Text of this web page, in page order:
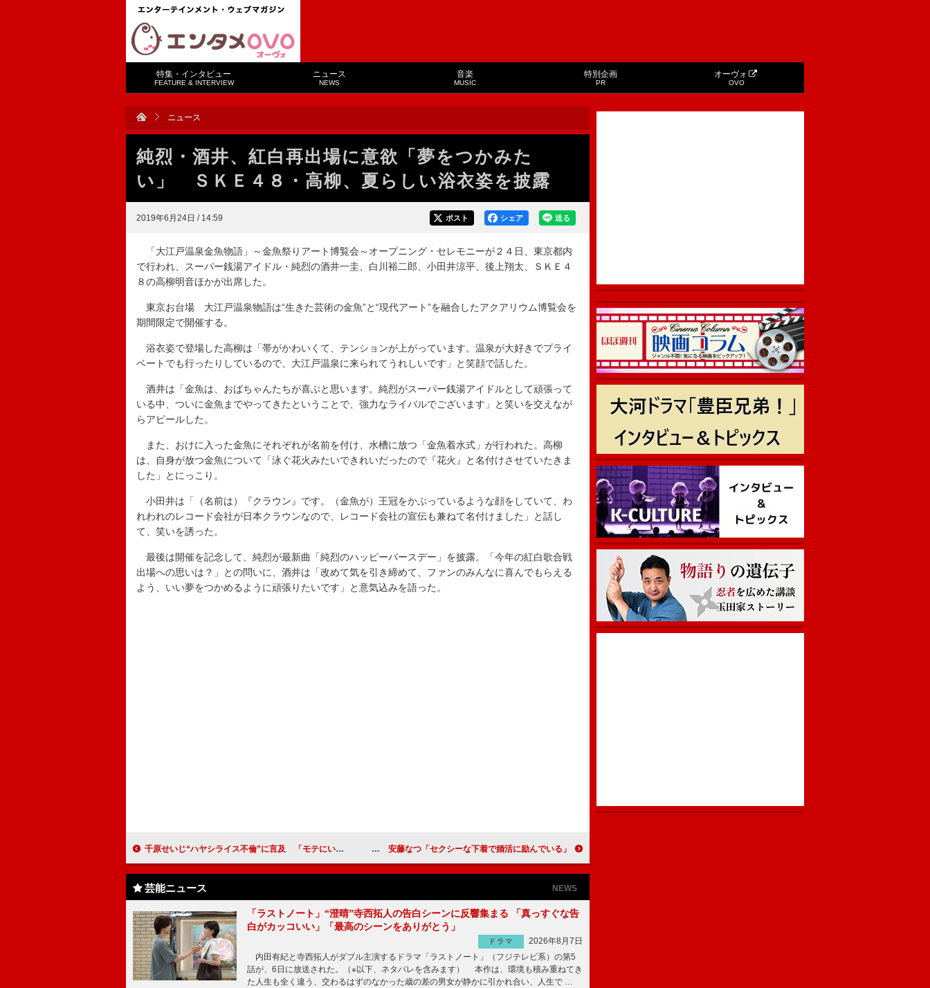
特集・インタビュー
FEATURE & INTERVIEW
ニュース
NEWS
音楽
MUSIC
特別企画
PR
オーヴォ
OVO
ニュース
純烈・酒井、紅白再出場に意欲「夢をつかみた
い」 ＳＫＥ４８・高柳、夏らしい浴衣姿を披露
2019年6月24日 / 14:59 送る
シェア
ポスト
「大江戸温泉金魚物語」～金魚祭りアート博覧会～オープニング・セレモニーが２４日、東京都内
で行われ、スーパー銭湯アイドル・純烈の酒井一圭、白川裕二郎、小田井涼平、後上翔太、ＳＫＥ４
８の高柳明音ほかが出席した。
東京お台場 大江戸温泉物語は“生きた芸術の金魚”と“現代アート”を融合したアクアリウム博覧会を
期間限定で開催する。
浴衣姿で登場した高柳は「帯がかわいくて、テンションが上がっています。温泉が大好きでプライ
ベートでも行ったりしているので、大江戸温泉に来られてうれしいです」と笑顔で話した。
酒井は「金魚は、おばちゃんたちが喜ぶと思います。純烈がスーパー銭湯アイドルとして頑張って
いる中、ついに金魚までやってきたということで、強力なライバルでございます」と笑いを交えなが
らアピールした。
また、おけに入った金魚にそれぞれが名前を付け、水槽に放つ「金魚着水式」が行われた。高柳
は、自身が放つ金魚について「泳ぐ花火みたいできれいだったので『花火』と名付けさせていたきま
した」とにっこり。
小田井は「（名前は）『クラウン』です。（金魚が）王冠をかぶっているような顔をしていて、わ
れわれのレコード会社が日本クラウンなので、レコード会社の宣伝も兼ねて名付けました」と話し
て、笑いを誘った。
最後は開催を記念して、純烈が最新曲「純烈のハッピーバースデー」を披露。「今年の紅白歌合戦
出場への思いは？」との問いに、酒井は「改めて気を引き締めて、ファンのみんなに喜んでもらえる
よう、いい夢をつかめるように頑張りたいです」と意気込みを語った。
千原せいじ“ハヤシライス不倫”に言及 「モテにいったんちゃう、モテてもうたんや」 飯豊まりえ「すごく癒やされる森に行きたい」 安藤なつ「セクシーな下着で婚活に励んでいる」
芸能ニュース NEWS
「ラストノート」“澄晴”寺西拓人の告白シーンに反響集まる 「真っすぐな告
白がカッコいい」「最高のシーンをありがとう」
ドラマ
2026年8月7日
内田有紀と寺西拓人がダブル主演するドラマ「ラストノート」（フジテレビ系）の第5
話が、6日に放送された。（※以下、ネタバレを含みます） 本作は、環境も積み重ねてき
た人生も全く違う、交わるはずのなかった歳の差の男女が静かに引かれ合い、人生で …